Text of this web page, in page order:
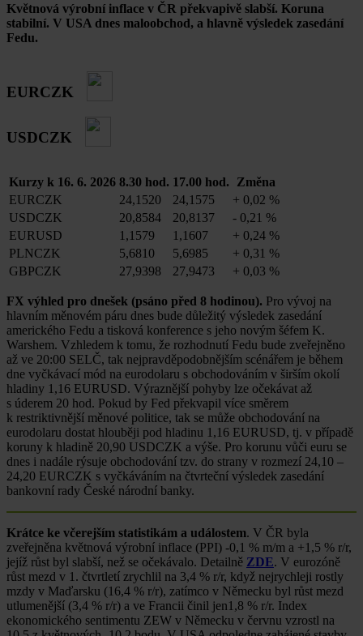
Květnová výrobní inflace v ČR překvapivě slabší. Koruna
stabilní. V USA dnes maloobchod, a hlavně výsledek zasedání
Fedu.
EURCZK
USDCZK
Kurzy k 16. 6. 2026 8.30 hod. 17.00 hod.
Změna
EURCZK
24,1520 24,1575 + 0,02 %
USDCZK
20,8584 20,8137 - 0,21 %
EURUSD
1,1579 1,1607 + 0,24 %
PLNCZK
5,6810 5,6985 + 0,31 %
GBPCZK
27,9398 27,9473 + 0,03 %
FX výhled pro dnešek (psáno před 8 hodinou). Pro vývoj na
hlavním měnovém páru dnes bude důležitý výsledek zasedání
amerického Fedu a tisková konference s jeho novým šéfem K.
Warshem. Vzhledem k tomu, že rozhodnutí Fedu bude zveřejněno
až ve 20:00 SELČ, tak nejpravděpodobnějším scénářem je během
dne vyčkávací mód na eurodolaru s obchodováním v širším okolí
hladiny 1,16 EURUSD. Výraznější pohyby lze očekávat až
s úderem 20 hod. Pokud by Fed překvapil více směrem
k restriktivnější měnové politice, tak se může obchodování na
eurodolaru dostat hlouběji pod hladinu 1,16 EURUSD, tj. v případě
koruny k hladině 20,90 USDCZK a výše. Pro korunu vůči euru se
dnes i nadále rýsuje obchodování tzv. do strany v rozmezí 24,10 –
24,20 EURCZK s vyčkáváním na čtvrteční výsledek zasedání
bankovní rady České národní banky.
Krátce ke včerejším statistikám a událostem. V ČR byla
zveřejněna květnová výrobní inflace (PPI) -0,1 % m/m a +1,5 % r/r,
jejíž růst byl slabší, než se očekávalo. Detailně ZDE. V eurozóně
růst mezd v 1. čtvrtletí zrychlil na 3,4 % r/r, když nejrychleji rostly
mzdy v Maďarsku (16,4 % r/r), zatímco v Německu byl růst mezd
utlumenější (3,4 % r/r) a ve Francii činil jen1,8 % r/r. Index
ekonomického sentimentu ZEW v Německu v červnu vzrostl na